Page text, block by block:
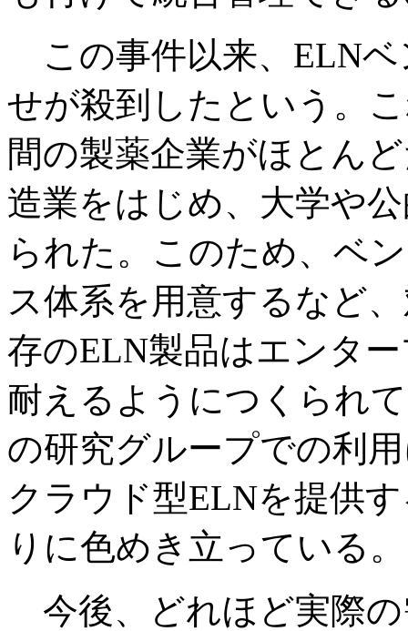
この事件以来、ELNベ
せが殺到したという。
間の製薬企業がほとん
造業をはじめ、大学や
られた。このため、ベ
ス体系を用意するなど
存のELN製品はエンタ
耐えるようにつくられ
の研究グループでの利
クラウド型ELNを提供
りに色めき立っている。
今後、どれほど実際